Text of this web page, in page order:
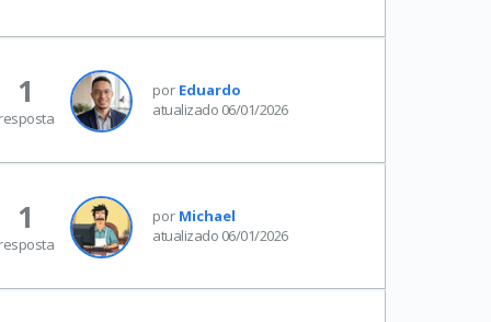
por Eduardo
atualizado 06/01/2026
1
resposta
por Michael
atualizado 06/01/2026
1
resposta